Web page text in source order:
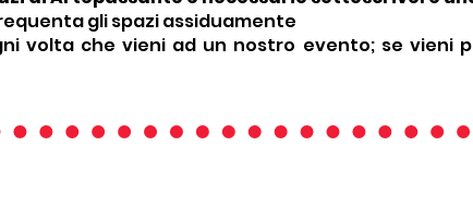
gli spazi assiduamente
volta che vieni ad un nostro evento; se vieni